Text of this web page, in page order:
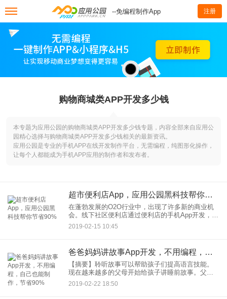
--免编程制作App 注册
购物商城类APP开发多少钱
本专题为应用公园的购物商城类APP开发多少钱专题，内容全部来自应用公
园精心选择与购物商城类APP开发多少钱相关的最新资讯。
应用公园是专业的手机APP在线开发制作平台，无需编程，纯图形化操作，
让每个人都能成为手机APP应用的制作者和发布者。
超市便利店App，应用公园黑科技帮你节省90%
在蓬勃发展的O2O行业中，出现了许多新的商业机
会。线下社区便利店通过便利店的手机App开发，将
线上和线下运营模式结合起来，使亲民、便利店的
应用更符合用户的消费场景。手机App通过整合传统
2019-02-15 10:45
爸爸妈妈讲故事App开发，不用编程，自己也能制作，节省90%
【摘要】聆听故事可以帮助孩子们提高语言技能。
现在越来越多的父母开始给孩子讲睡前故事。父母
讲故事App程序开发为家长提供高质量的儿童故事，
帮助他们的孩子入睡。听力是改善儿童语言表达和
2019-02-22 18:50